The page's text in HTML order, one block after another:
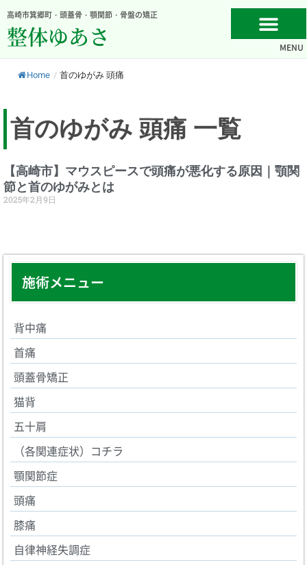
容
を
高崎市箕郷町・頭蓋骨・顎関節・骨盤の矯正
整体ゆあさ MENU
Home / 首のゆがみ 頭痛
施術メニュー
背中痛
首痛
頭蓋骨矯正
猫背
五十肩
（各関連症状）コチラ
顎関節症
頭痛
膝痛
自律神経失調症
首のゆがみ 頭痛 一覧
【高崎市】マウスピースで頭痛が悪化する原因｜顎関
節と首のゆがみとは
2025年2月9日